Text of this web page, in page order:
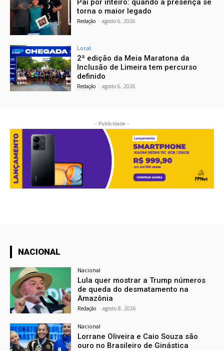
Pai por inteiro: quando a presença se
torna o maior legado
Redação - agosto 6, 2026
Local
2ª edição da Meia Maratona da
Inclusão de Limeira tem percurso
definido
Redação - agosto 6, 2026
- Publicidade -
NACIONAL
Nacional
Lula quer mostrar a Trump números
de queda do desmatamento na
Amazônia
Redação - agosto 8, 2026
Nacional
Lorrane Oliveira e Caio Souza são
ouro no Brasileiro de Ginástica